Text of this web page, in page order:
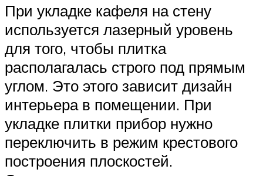
При укладке кафеля на стену
используется лазерный уровень
для того, чтобы плитка
располагалась строго под прямым
углом. Это этого зависит дизайн
интерьера в помещении. При
укладке плитки прибор нужно
переключить в режим крестового
построения плоскостей.